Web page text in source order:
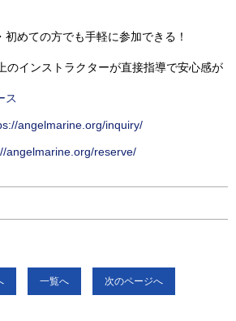
めての方でも手軽に参加できる！
インストラクターが直接指導で安心感が
ス
angelmarine.org/inquiry/
angelmarine.org/reserve/
一覧へ 次のページへ